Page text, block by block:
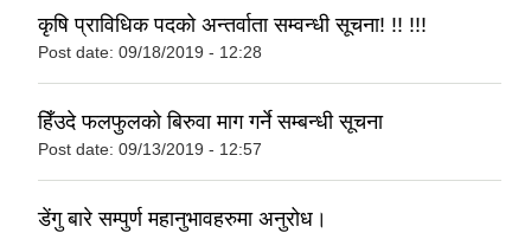
कृषि प्राविधिक पदको अन्तर्वाता सम्वन्धी सूचना! !! !!!
Post date: 09/18/2019 - 12:28
हिँउदे फलफुलको बिरुवा माग गर्ने सम्बन्धी सूचना
Post date: 09/13/2019 - 12:57
डेंगु बारे सम्पुर्ण महानुभावहरुमा अनुरोध।